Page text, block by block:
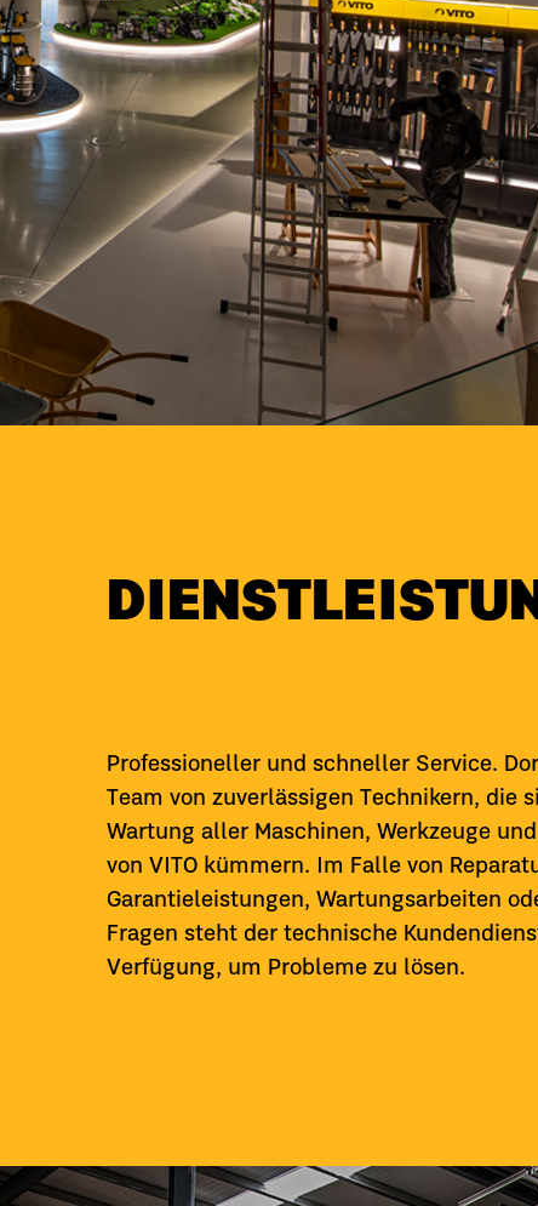
Professioneller und schneller Service.
Team von zuverlässigen Technikern, die
Wartung aller Maschinen, Werkzeuge
von VITO kümmern. Im Falle von
Garantieleistungen, Wartungsarbeiten
Fragen steht der technische
Verfügung, um Probleme zu lösen.